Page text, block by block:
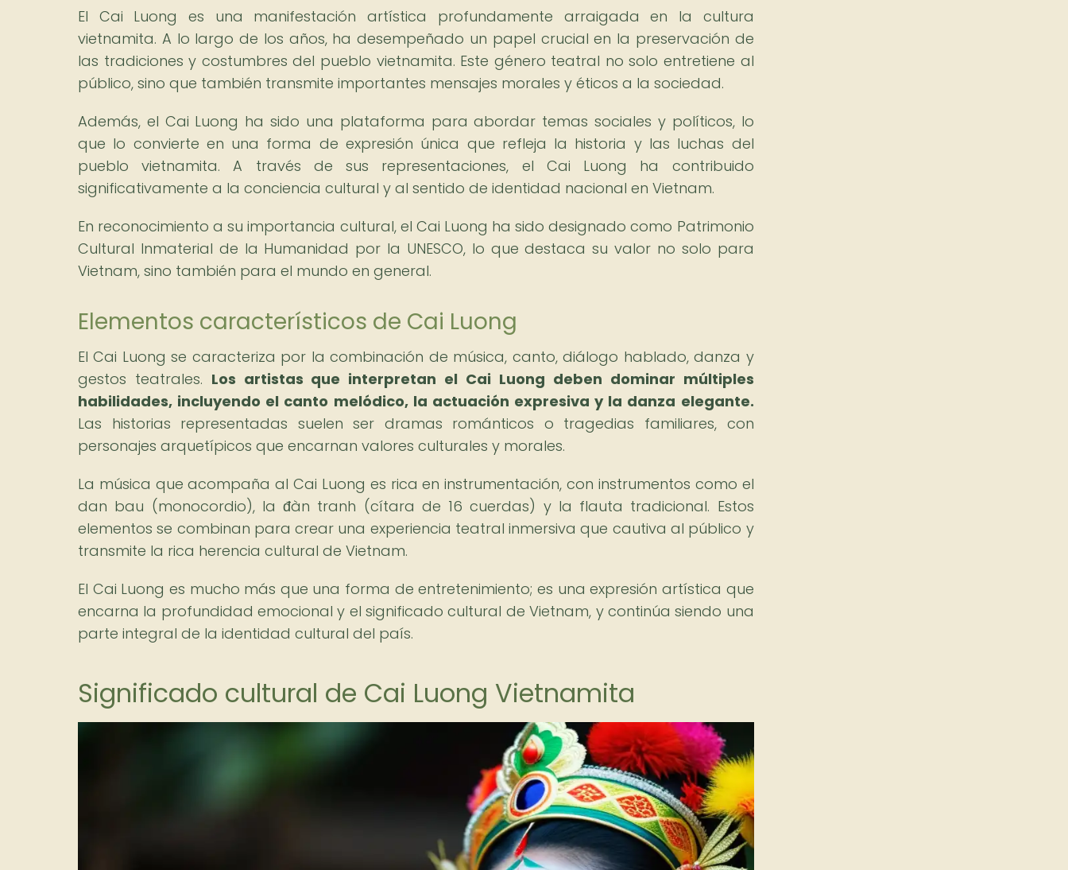
El Cai Luong es una manifestación artística profundamente arraigada en la cultura
vietnamita. A lo largo de los años, ha desempeñado un papel crucial en la preservación de
las tradiciones y costumbres del pueblo vietnamita. Este género teatral no solo entretiene al
público, sino que también transmite importantes mensajes morales y éticos a la sociedad.
Además, el Cai Luong ha sido una plataforma para abordar temas sociales y políticos, lo
que lo convierte en una forma de expresión única que refleja la historia y las luchas del
pueblo vietnamita. A través de sus representaciones, el Cai Luong ha contribuido
significativamente a la conciencia cultural y al sentido de identidad nacional en Vietnam.
En reconocimiento a su importancia cultural, el Cai Luong ha sido designado como Patrimonio
Cultural Inmaterial de la Humanidad por la UNESCO, lo que destaca su valor no solo para
Vietnam, sino también para el mundo en general.
Elementos característicos de Cai Luong
El Cai Luong se caracteriza por la combinación de música, canto, diálogo hablado, danza y
gestos teatrales. Los artistas que interpretan el Cai Luong deben dominar múltiples
habilidades, incluyendo el canto melódico, la actuación expresiva y la danza elegante.
Las historias representadas suelen ser dramas románticos o tragedias familiares, con
personajes arquetípicos que encarnan valores culturales y morales.
La música que acompaña al Cai Luong es rica en instrumentación, con instrumentos como el
dan bau (monocordio), la đàn tranh (cítara de 16 cuerdas) y la flauta tradicional. Estos
elementos se combinan para crear una experiencia teatral inmersiva que cautiva al público y
transmite la rica herencia cultural de Vietnam.
El Cai Luong es mucho más que una forma de entretenimiento; es una expresión artística que
encarna la profundidad emocional y el significado cultural de Vietnam, y continúa siendo una
parte integral de la identidad cultural del país.
Significado cultural de Cai Luong Vietnamita